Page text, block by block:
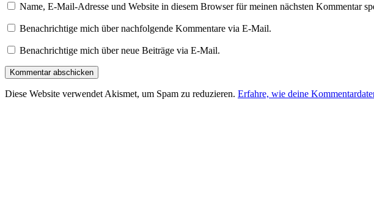
Name, E-Mail-Adresse und Website in diesem Browser für meinen nächsten Kommentar
Benachrichtige mich über nachfolgende Kommentare via E-Mail.
Benachrichtige mich über neue Beiträge via E-Mail.
Diese Website verwendet Akismet, um Spam zu reduzieren. Erfahre, wie deine